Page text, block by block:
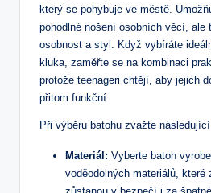
který se pohybuje ve městě.
pohodlné nošení osobních věcí, ale
osobnost a styl. Když vybíráte
kluka, zaměřte se na kombinaci
protože teenageri chtějí, aby jejich
přitom funkční.
Při výběru batohu zvažte
Materiál: Vyberte batoh
voděodolných materiálů,